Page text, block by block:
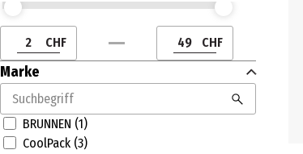
Preis (CHF) ab
Preis (CHF) bis
Preis (CHF) ab
CHF
Preis (CHF) bis
CHF
Marke
BRUNNEN (1)
CoolPack (3)